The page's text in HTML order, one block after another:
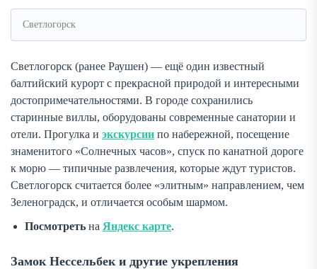
Светлогорск
Светлогорск (ранее Раушен) — ещё один известный
балтийский курорт с прекрасной природой и интересными
достопримечательностями. В городе сохранились
старинные виллы, оборудованы современные санатории и
отели. Прогулка и экскурсии по набережной, посещение
знаменитого «Солнечных часов», спуск по канатной дороге
к морю — типичные развлечения, которые ждут туристов.
Светлогорск считается более «элитным» направлением, чем
Зеленоградск, и отличается особым шармом.
Посмотреть на Яндекс карте.
Замок Нессельбек и другие укрепления